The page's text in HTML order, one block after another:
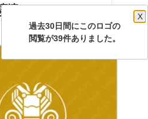
渡します
過去30日間にこのロゴの
X
閲覧が39件ありました。